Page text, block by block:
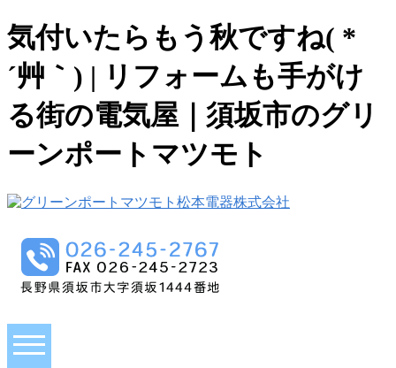
気付いたらもう秋ですね( *
´艸｀) | リフォームも手がけ
る街の電気屋｜須坂市のグリ
ーンポートマツモト